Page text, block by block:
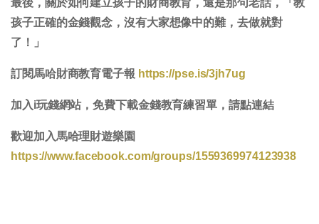
最後，關於如何建立孩子的財商教育，還是那句老話，「教
孩子正確的金錢觀念，沒有大家想像中的難，去做就對
了！」
訂閱馬哈財商教育電子報 https://pse.is/3jh7ug
加入i玩錢網站，免費下載金錢教育練習單，請點連結
歡迎加入馬哈理財遊樂園
https://www.facebook.com/groups/1559369974123938